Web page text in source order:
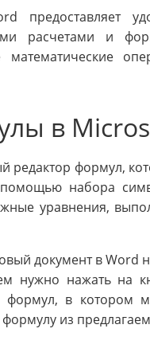
предоставляет
расчетами и
математические
в
формул,
набора
уравнения,
документ в Word
нужно нажать на
формул, в котором
из